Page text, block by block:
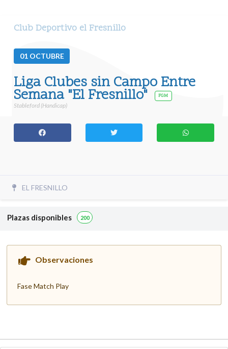
Club Deportivo el Fresnillo
01 OCTUBRE
Liga Clubes sin Campo Entre
Semana "El Fresnillo" FGM
Stableford (Handicap)
EL FRESNILLO
Plazas disponibles 200
Observaciones
Fase Match Play